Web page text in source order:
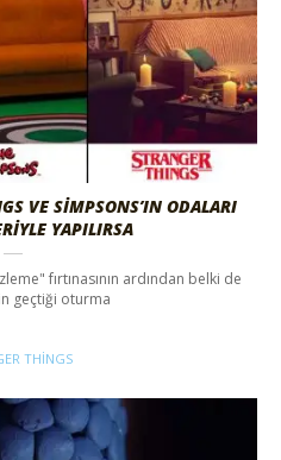
VE SIMPSONS’IN ODALARI
YAPILIRSA
fırtınasının ardından belki de
geçtiği oturma
THINGS